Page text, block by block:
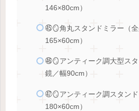
146×80cm）
㊺🪞角丸スタンドミラー（
165×60cm）
㊻🪞アンティーク調大型ス
鏡／幅90cm）
㊼🪞アンティーク調スタン
180×60cm）